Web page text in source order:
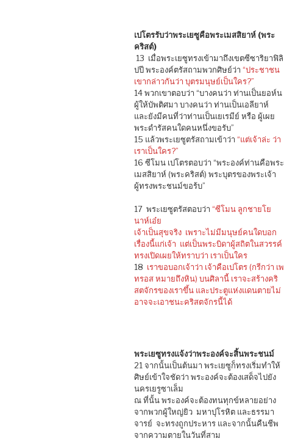
เปโตรรับว่าพระเยซูคือพระเมสสิยาห์ (พระ
คริสต์)
13 เมื่อพระเยซูทรงเข้ามาถึงเขตซีซาริยาฟิลิ
ปปี ​พระองค์ตรัสถามพวกศิษย์ว่า “ประชาชน
เขากล่าวกันว่า บุตรมนุษย์เป็นใคร?”
14 พวกเขาตอบว่า “บางคนว่า ท่านเป็นยอห์น
ผู้ให้บัพติศมา บางคนว่า ท่านเป็นเอลียาห์
และยังมีคนที่ว่าท่านเป็นเยเรมีย์ หรือ ผู้เผย
พระดำรัสคนใดคนหนึ่งขอรับ”
15 แล้วพระเยซูตรัสถามเข้าว่า “แต่เจ้าล่ะ ว่า
เราเป็นใคร?”
16 ซีโมน เปโตรตอบว่า “พระองค์ท่านคือพระ
เมสสิยาห์ (พระคริสต์) พระบุตรของพระเจ้า
ผู้ทรงพระชนม์ขอร้บ”
17 พระเยซูตรัสตอบว่า “ซีโมน ลูกชายโย
นาห์เอ๋ย
เจ้าเป็นสุขจริง เพราะไม่มีมนุษย์คนใดบอก
เรื่องนี้แก่เจ้า แต่เป็นพระบิดาผู้สถิตในสวรรค์
ทรงเปิดเผยให้ทราบว่า เราเป็นใคร
18 เราขอบอกเจ้าว่า เจ้าคือเปโตร (กรีกว่า เพ
ทรอส หมายถึงหิน) บนศิลานี้ เราจะสร้างคริ
สตจักรของเราขึ้น และประตูแห่งแดนตายไม่
อาจจะเอาชนะคริสตจักรนี้ได้
พระเยซูทรงแจ้งว่าพระองค์จะสิ้นพระชนม์
21 จากนั้นเป็นต้นมา พระเยซูก็ทรงเริ่มทำให้
ศิษย์เข้าใจชัดว่า พระองค์จะต้องเสด็จไปยัง
นครเยรูซาเล็ม
ณ ที่นั้น พระองค์จะต้องทนทุกข์หลายอย่าง
จากพวกผู้ใหญ่ยิว มหาปุโรหิต และธรรมา
จารย์ จะทรงถูกประหาร และจากนั้นคืนชีพ
จากความตายในวันที่สาม